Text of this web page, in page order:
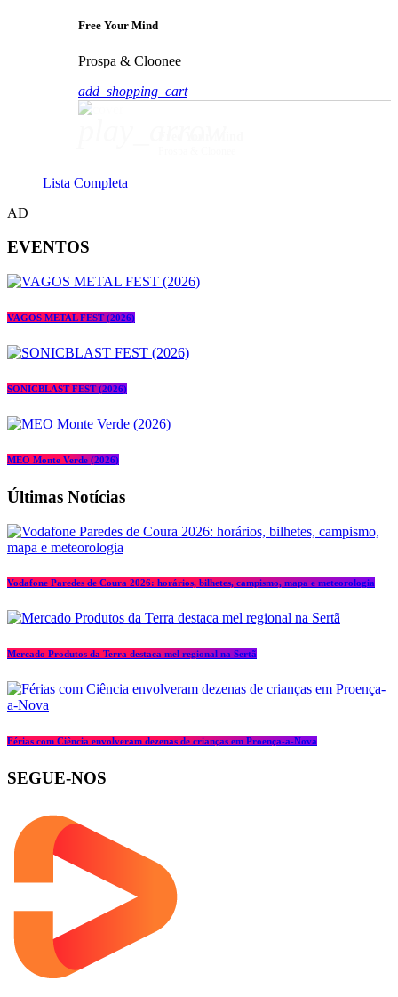
Free Your Mind
Prospa & Cloonee
add_shopping_cart
Lista Completa
AD
EVENTOS
VAGOS METAL FEST (2026)
SONICBLAST FEST (2026)
MEO Monte Verde (2026)
Últimas Notícias
Vodafone Paredes de Coura 2026: horários, bilhetes, campismo, mapa e meteorologia
Mercado Produtos da Terra destaca mel regional na Sertã
Férias com Ciência envolveram dezenas de crianças em Proença-a-Nova
SEGUE-NOS